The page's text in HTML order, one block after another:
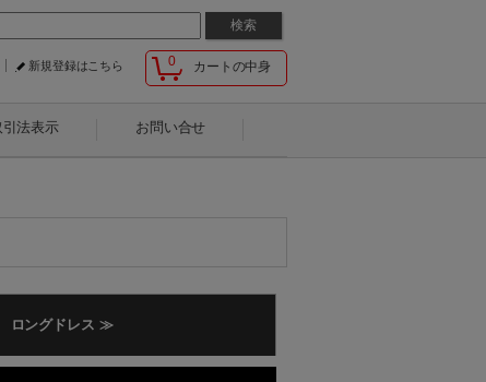
0 カートの中身
新規登録はこちら
法表示 お問い合せ
ロングドレス ≫